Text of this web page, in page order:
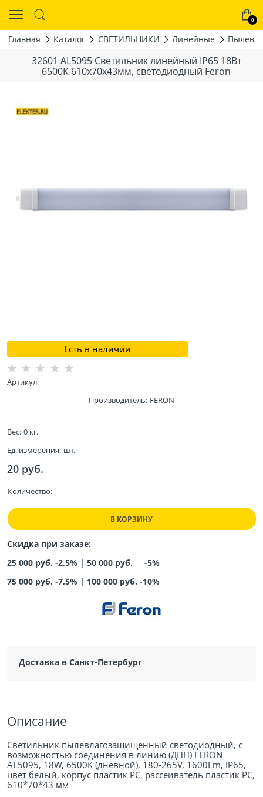
0
Главная Каталог СВЕТИЛЬНИКИ Линейные
32601 AL5095 Светильник линейный IP65 18Вт
6500К 610x70x43мм, светодиодный Feron
Есть в наличии
Артикул:
Производитель: FERON
Вес: 0 кг.
Ед. измерения: шт.
20 руб.
Количество:
В КОРЗИНУ
Скидка при заказе:
25 000 руб. -2,5% | 50 000 руб. -5%
75 000 руб. -7,5% | 100 000 руб. -10%
Доставка в Санкт-Петербург
Описание
Светильник пылевлагозащищенный светодиодный, с
возможностью соединения в линию (ДПП) FERON
AL5095, 18W, 6500К (дневной), 180-265V, 1600Lm, IP65,
цвет белый, корпус пластик PC, рассеиватель пластик PC,
610*70*43 мм